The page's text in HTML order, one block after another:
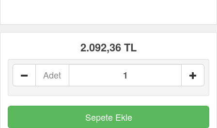
2.092,36 TL
Adet